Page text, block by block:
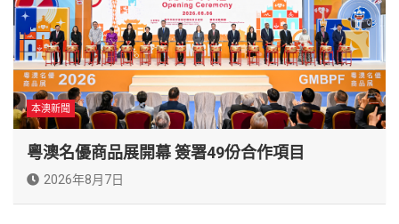
本澳新聞
粵澳名優商品展開幕 簽署49份合作項目
2026年8月7日